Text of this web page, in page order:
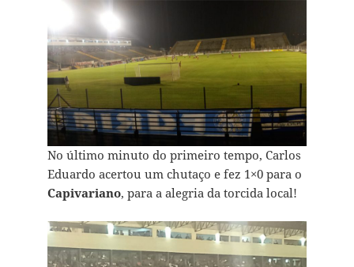
No último minuto do primeiro tempo, Carlos
Eduardo acertou um chutaço e fez 1×0 para o
Capivariano, para a alegria da torcida local!